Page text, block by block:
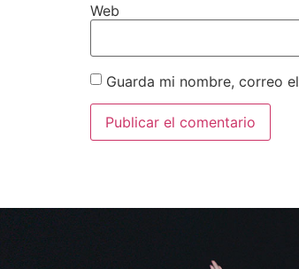
Web
Guarda mi nombre, correo